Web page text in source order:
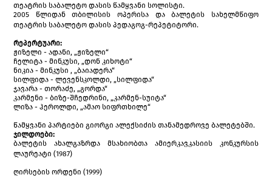
თეატრის საბალეტო დასის წამყვანი სოლისტი.
2005 წლიდან თბილისის ოპერისა და ბალეტის სახელმწიფო
თეატრის საბალეტო დასის პედაგოგ-რეპეტიტორი.
რეპერტუარი:
ჟიზელი - ადანი, „ჟიზელი“
ჩელიტა - მინკუსი, „დონ კიხოტი“
ნიკია - მინკუსი , „ბაიადერა“
სილფიდა - ლევენსკოლდი, „სილფიდა“
ჯავარა - თორაძე, „გორდა“
კარმენი - ბიზე-შჩედრინი, „კარმენ-სუიტა“
ლიზა - ჰეროლდი, „ამაო სიფრთხილე“
წამყვანი პარტიები გიორგი ალექსიძის თანამედროვე ბალეტებში.
ჯილდოები:
ბალეტის ახალგაზრდა მსახიობთა ამიერკავკასიის კონკურსის
ლაურეატი (1987)
ღირსების ორდენი (1999)